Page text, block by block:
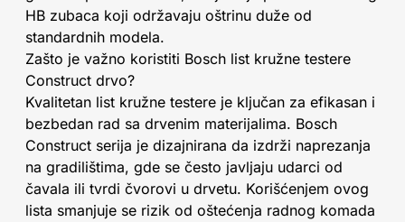
HB zubaca koji održavaju oštrinu duže od
standardnih modela.
Zašto je važno koristiti Bosch list kružne testere
Construct drvo?
Kvalitetan list kružne testere je ključan za efikasan i
bezbedan rad sa drvenim materijalima. Bosch
Construct serija je dizajnirana da izdrži naprezanja
na gradilištima, gde se često javljaju udarci od
čavala ili tvrdi čvorovi u drvetu. Korišćenjem ovog
lista smanjuje se rizik od oštećenja radnog komada